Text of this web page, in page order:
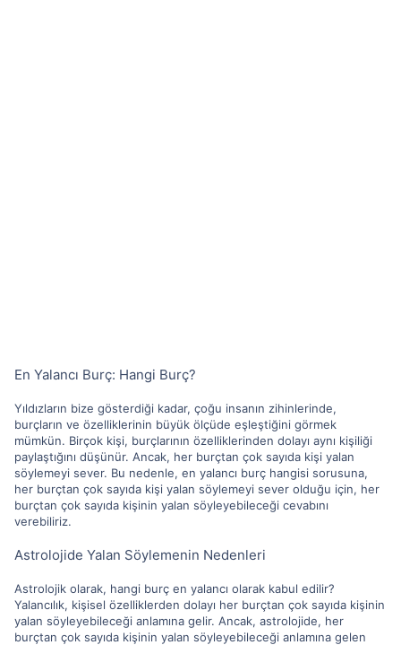
En Yalancı Burç: Hangi Burç?
Yıldızların bize gösterdiği kadar, çoğu insanın zihinlerinde,
burçların ve özelliklerinin büyük ölçüde eşleştiğini görmek
mümkün. Birçok kişi, burçlarının özelliklerinden dolayı aynı kişiliği
paylaştığını düşünür. Ancak, her burçtan çok sayıda kişi yalan
söylemeyi sever. Bu nedenle, en yalancı burç hangisi sorusuna,
her burçtan çok sayıda kişi yalan söylemeyi sever olduğu için, her
burçtan çok sayıda kişinin yalan söyleyebileceği cevabını
verebiliriz.
Astrolojide Yalan Söylemenin Nedenleri
Astrolojik olarak, hangi burç en yalancı olarak kabul edilir?
Yalancılık, kişisel özelliklerden dolayı her burçtan çok sayıda kişinin
yalan söyleyebileceği anlamına gelir. Ancak, astrolojide, her
burçtan çok sayıda kişinin yalan söyleyebileceği anlamına gelen